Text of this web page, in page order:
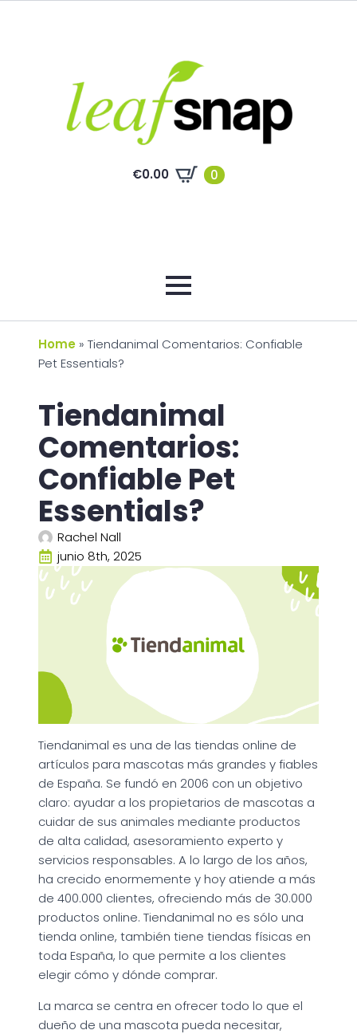
€0.00 0
Home » Tiendanimal Comentarios: Confiable
Pet Essentials?
Tiendanimal
Comentarios:
Confiable Pet
Essentials?
Rachel Nall
junio 8th, 2025
Tiendanimal es una de las tiendas online de
artículos para mascotas más grandes y fiables
de España. Se fundó en 2006 con un objetivo
claro: ayudar a los propietarios de mascotas a
cuidar de sus animales mediante productos
de alta calidad, asesoramiento experto y
servicios responsables. A lo largo de los años,
ha crecido enormemente y hoy atiende a más
de 400.000 clientes, ofreciendo más de 30.000
productos online. Tiendanimal no es sólo una
tienda online, también tiene tiendas físicas en
toda España, lo que permite a los clientes
elegir cómo y dónde comprar.
La marca se centra en ofrecer todo lo que el
dueño de una mascota pueda necesitar,